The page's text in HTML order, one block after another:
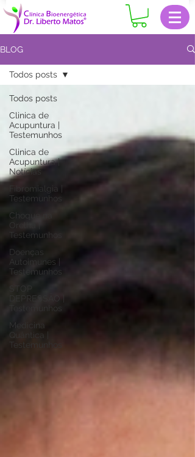
BLOG
Todos posts
Clinica de
Acupuntura |
Testemunhos
Clinica de
Acupuntura |
Notícias
Fibromialgia |
Testemunhos
Choque na
Testemunhos
Doenças
Autoimunes |
Testemunhos
DEPRESSÃO |
Testemunhos
Medicina
Quântica |
Testemunhos
Todos posts